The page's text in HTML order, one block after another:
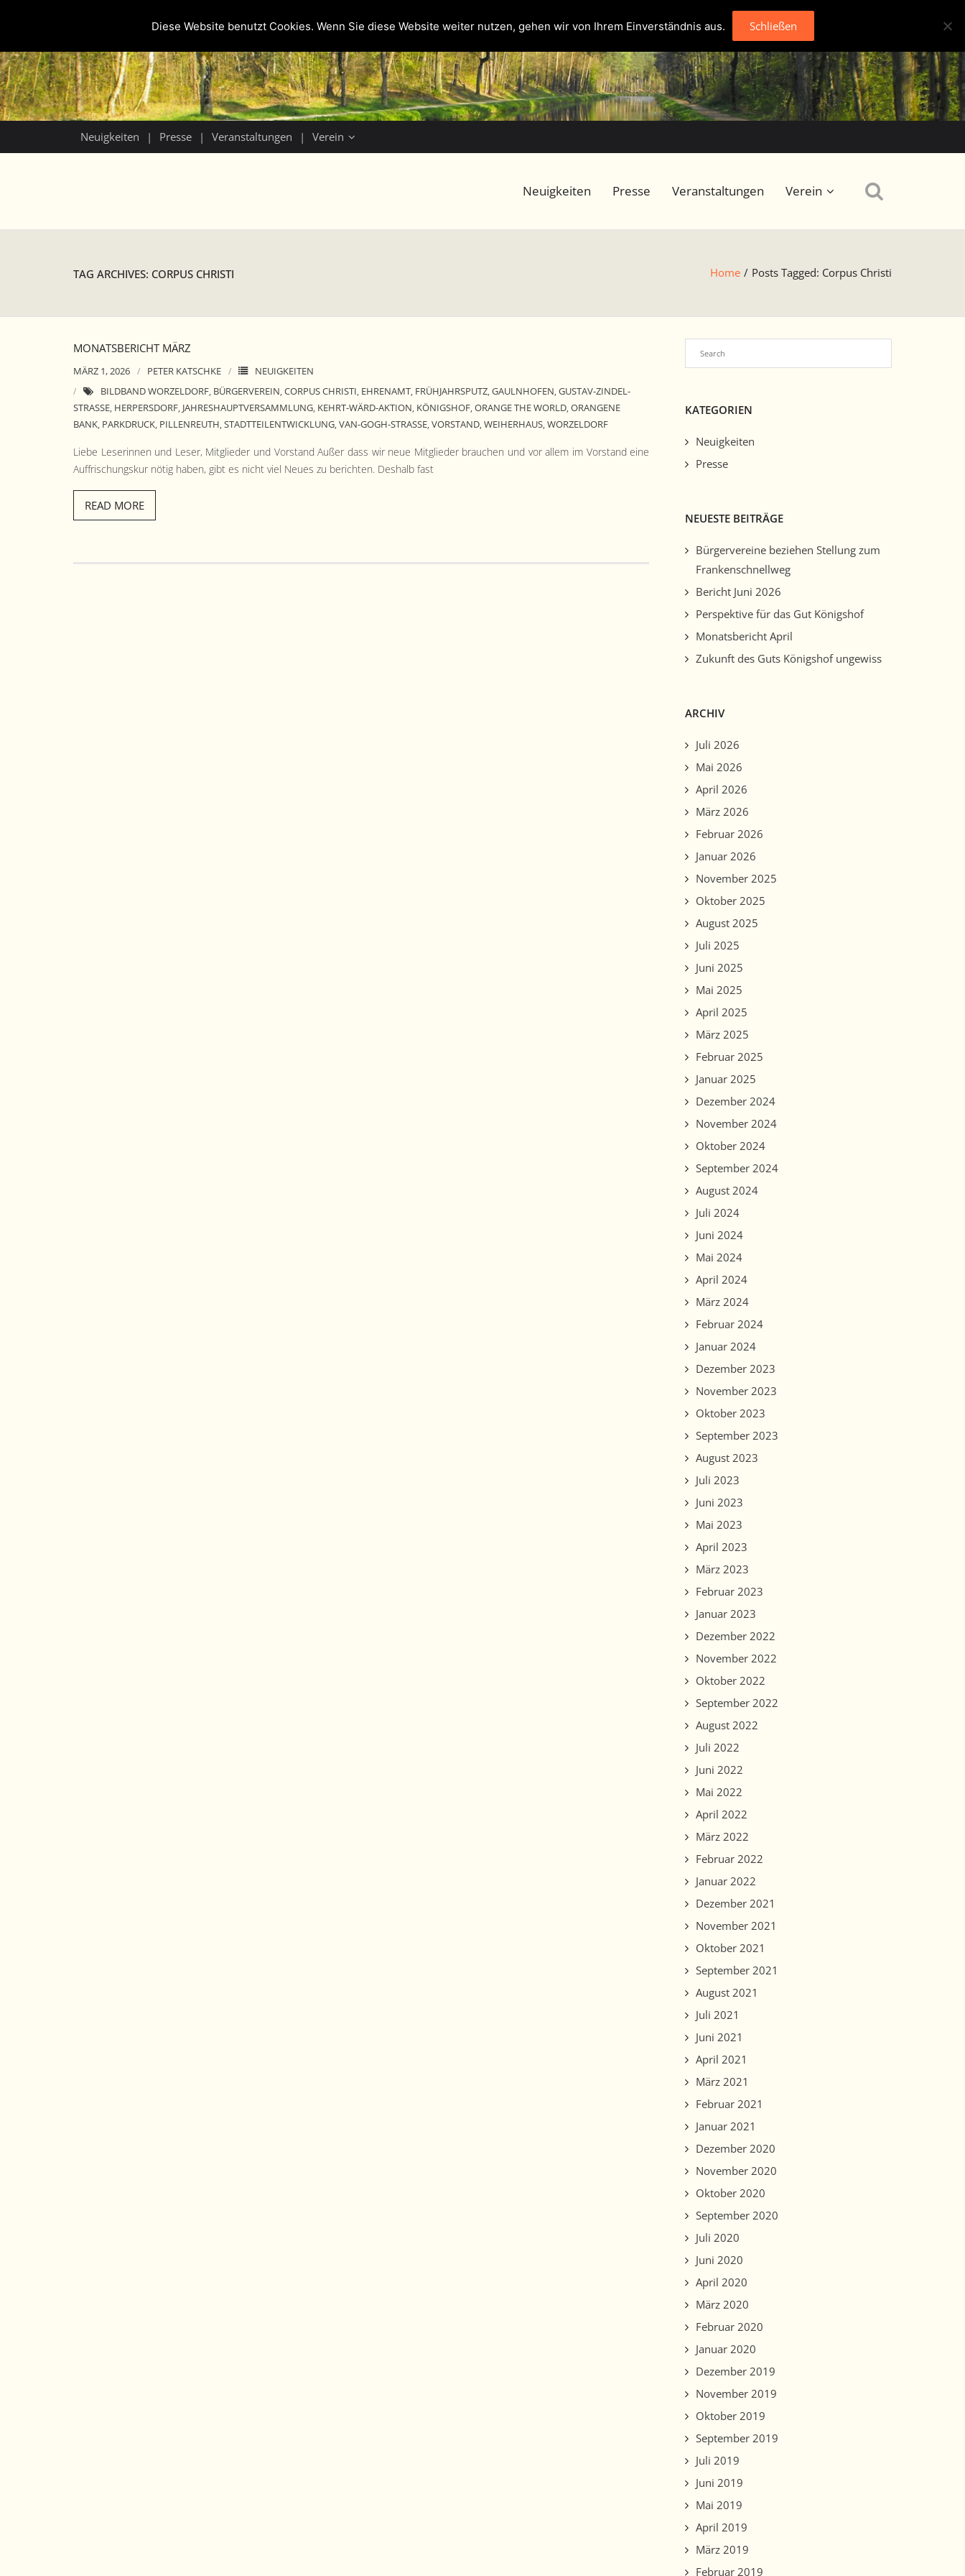
Neuigkeiten Presse Veranstaltungen Verein
Neuigkeiten Presse Veranstaltungen Verein
TAG ARCHIVES: CORPUS CHRISTI Home / Posts Tagged: Corpus Christi
MONATSBERICHT MÄRZ
MÄRZ 1, 2026 PETER KATSCHKE
NEUIGKEITEN
BILDBAND WORZELDORF, BÜRGERVEREIN, CORPUS CHRISTI, EHRENAMT, FRÜHJAHRSPUTZ, GAULNHOFEN, GUSTAV-ZINDEL-
STRASSE , HERPERSDORF, JAHRESHAUPTVERSAMMLUNG, KEHRT-WÄRD-AKTION, KÖNIGSHOF, ORANGE THE WORLD, ORANGENE
BANK, PARKDRUCK, PILLENREUTH, STADTTEILENTWICKLUNG, VAN-GOGH-STRASSE , VORSTAND, WEIHERHAUS, WORZELDORF
Liebe Leserin­nen und Leser, Mit­glieder und Vor­stand Außer dass wir neue Mit­glieder brauchen und vor allem im Vor­stand eine
Auf­frischungskur nötig haben, gibt es nicht viel Neues zu bericht­en. Deshalb fast
READ MORE
KATEGORIEN
Neuigkeiten
Presse
NEUESTE BEITRÄGE
Bürgervereine beziehen Stellung zum
Frankenschnellweg
Bericht Juni 2026
Perspektive für das Gut Königshof
Monatsbericht April
Zukunft des Guts Königshof ungewiss
ARCHIV
Juli 2026
Mai 2026
April 2026
März 2026
Februar 2026
Januar 2026
November 2025
Oktober 2025
August 2025
Juli 2025
Juni 2025
Mai 2025
April 2025
März 2025
Februar 2025
Januar 2025
Dezember 2024
November 2024
Oktober 2024
September 2024
August 2024
Juli 2024
Juni 2024
Mai 2024
April 2024
März 2024
Februar 2024
Januar 2024
Dezember 2023
November 2023
Oktober 2023
September 2023
August 2023
Juli 2023
Juni 2023
Mai 2023
April 2023
März 2023
Februar 2023
Januar 2023
Dezember 2022
November 2022
Oktober 2022
September 2022
August 2022
Juli 2022
Juni 2022
Mai 2022
April 2022
März 2022
Februar 2022
Januar 2022
Dezember 2021
November 2021
Oktober 2021
September 2021
August 2021
Juli 2021
Juni 2021
April 2021
März 2021
Februar 2021
Januar 2021
Dezember 2020
November 2020
Oktober 2020
September 2020
Juli 2020
Juni 2020
April 2020
März 2020
Februar 2020
Januar 2020
Dezember 2019
November 2019
Oktober 2019
September 2019
Juli 2019
Juni 2019
Mai 2019
April 2019
März 2019
Februar 2019
Diese Website benutzt Cookies. Wenn Sie diese Website weiter nutzen, gehen wir von Ihrem Einverständnis aus. Schließen